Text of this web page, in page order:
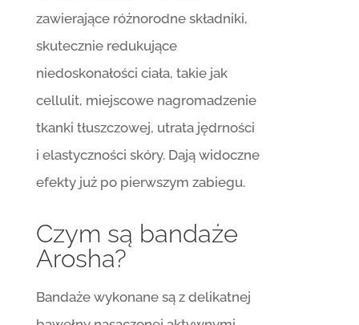
zawierające różnorodne składniki,
skutecznie redukujące
niedoskonałości ciała, takie jak
cellulit, miejscowe nagromadzenie
tkanki tłuszczowej, utrata jędrności
i elastyczności skóry. Dają widoczne
efekty już po pierwszym zabiegu.
Czym są bandaże
Arosha?
Bandaże wykonane są z delikatnej